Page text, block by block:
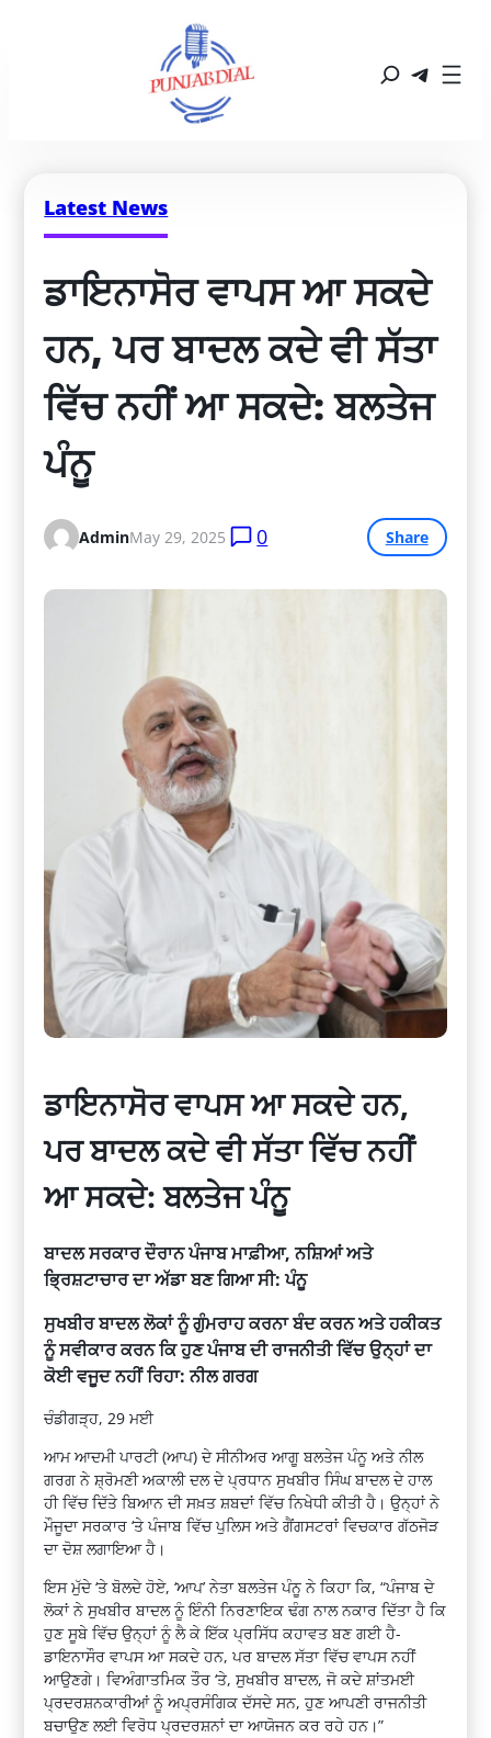
Latest News
ਡਾਇਨਾਸੋਰ ਵਾਪਸ ਆ ਸਕਦੇ
ਹਨ, ਪਰ ਬਾਦਲ ਕਦੇ ਵੀ ਸੱਤਾ
ਵਿੱਚ ਨਹੀਂ ਆ ਸਕਦੇ: ਬਲਤੇਜ
ਪੰਨੂ
AdminMay 29, 2025 0 Share
ਡਾਇਨਾਸੋਰ ਵਾਪਸ ਆ ਸਕਦੇ ਹਨ,
ਪਰ ਬਾਦਲ ਕਦੇ ਵੀ ਸੱਤਾ ਵਿੱਚ ਨਹੀਂ
ਆ ਸਕਦੇ: ਬਲਤੇਜ ਪੰਨੂ
ਬਾਦਲ ਸਰਕਾਰ ਦੌਰਾਨ ਪੰਜਾਬ ਮਾਫ਼ੀਆ, ਨਸ਼ਿਆਂ ਅਤੇ
ਭ੍ਰਿਸ਼ਟਾਚਾਰ ਦਾ ਅੱਡਾ ਬਣ ਗਿਆ ਸੀ: ਪੰਨੂ
ਸੁਖਬੀਰ ਬਾਦਲ ਲੋਕਾਂ ਨੂੰ ਗੁੰਮਰਾਹ ਕਰਨਾ ਬੰਦ ਕਰਨ ਅਤੇ ਹਕੀਕਤ
ਨੂੰ ਸਵੀਕਾਰ ਕਰਨ ਕਿ ਹੁਣ ਪੰਜਾਬ ਦੀ ਰਾਜਨੀਤੀ ਵਿੱਚ ਉਨ੍ਹਾਂ ਦਾ
ਕੋਈ ਵਜੂਦ ਨਹੀਂ ਰਿਹਾ: ਨੀਲ ਗਰਗ
ਚੰਡੀਗੜ੍ਹ, 29 ਮਈ
ਆਮ ਆਦਮੀ ਪਾਰਟੀ (ਆਪ) ਦੇ ਸੀਨੀਅਰ ਆਗੂ ਬਲਤੇਜ ਪੰਨੂ ਅਤੇ ਨੀਲ
ਗਰਗ ਨੇ ਸ਼੍ਰੋਮਣੀ ਅਕਾਲੀ ਦਲ ਦੇ ਪ੍ਰਧਾਨ ਸੁਖਬੀਰ ਸਿੰਘ ਬਾਦਲ ਦੇ ਹਾਲ
ਹੀ ਵਿੱਚ ਦਿੱਤੇ ਬਿਆਨ ਦੀ ਸਖ਼ਤ ਸ਼ਬਦਾਂ ਵਿੱਚ ਨਿਖੇਧੀ ਕੀਤੀ ਹੈ। ਉਨ੍ਹਾਂ ਨੇ
ਮੌਜੂਦਾ ਸਰਕਾਰ ‘ਤੇ ਪੰਜਾਬ ਵਿੱਚ ਪੁਲਿਸ ਅਤੇ ਗੈਂਗਸਟਰਾਂ ਵਿਚਕਾਰ ਗੱਠਜੋੜ
ਦਾ ਦੋਸ਼ ਲਗਾਇਆ ਹੈ।
ਇਸ ਮੁੱਦੇ ‘ਤੇ ਬੋਲਦੇ ਹੋਏ, ‘ਆਪ’ ਨੇਤਾ ਬਲਤੇਜ ਪੰਨੂ ਨੇ ਕਿਹਾ ਕਿ, “ਪੰਜਾਬ ਦੇ
ਲੋਕਾਂ ਨੇ ਸੁਖਬੀਰ ਬਾਦਲ ਨੂੰ ਇੰਨੀ ਨਿਰਣਾਇਕ ਢੰਗ ਨਾਲ ਨਕਾਰ ਦਿੱਤਾ ਹੈ ਕਿ
ਹੁਣ ਸੂਬੇ ਵਿੱਚ ਉਨ੍ਹਾਂ ਨੂੰ ਲੈ ਕੇ ਇੱਕ ਪ੍ਰਸਿੱਧ ਕਹਾਵਤ ਬਣ ਗਈ ਹੈ-
ਡਾਇਨਾਸੌਰ ਵਾਪਸ ਆ ਸਕਦੇ ਹਨ, ਪਰ ਬਾਦਲ ਸੱਤਾ ਵਿੱਚ ਵਾਪਸ ਨਹੀਂ
ਆਉਣਗੇ। ਵਿਅੰਗਾਤਮਿਕ ਤੌਰ ‘ਤੇ, ਸੁਖਬੀਰ ਬਾਦਲ, ਜੋ ਕਦੇ ਸ਼ਾਂਤਮਈ
ਪ੍ਰਦਰਸ਼ਨਕਾਰੀਆਂ ਨੂੰ ਅਪ੍ਰਸੰਗਿਕ ਦੱਸਦੇ ਸਨ, ਹੁਣ ਆਪਣੀ ਰਾਜਨੀਤੀ
ਬਚਾਉਣ ਲਈ ਵਿਰੋਧ ਪ੍ਰਦਰਸ਼ਨਾਂ ਦਾ ਆਯੋਜਨ ਕਰ ਰਹੇ ਹਨ।”